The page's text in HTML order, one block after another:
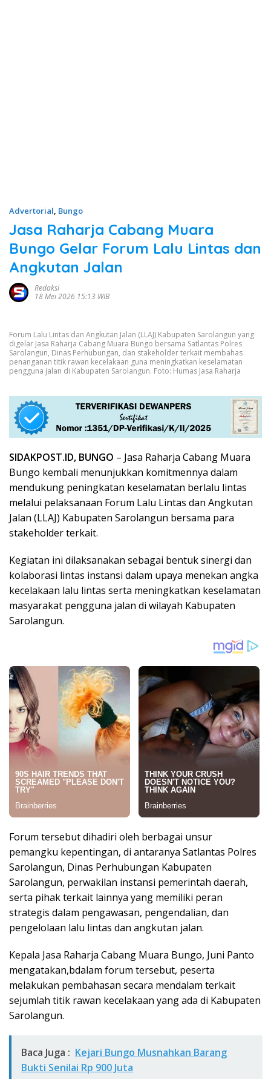
Advertorial, Bungo
Jasa Raharja Cabang Muara
Bungo Gelar Forum Lalu Lintas dan
Angkutan Jalan
Redaksi
18 Mei 2026 15:13 WIB
Forum Lalu Lintas dan Angkutan Jalan (LLAJ) Kabupaten Sarolangun yang
digelar Jasa Raharja Cabang Muara Bungo bersama Satlantas Polres
Sarolangun, Dinas Perhubungan, dan stakeholder terkait membahas
penanganan titik rawan kecelakaan guna meningkatkan keselamatan
pengguna jalan di Kabupaten Sarolangun. Foto: Humas Jasa Raharja
SIDAKPOST.ID, BUNGO – Jasa Raharja Cabang Muara
Bungo kembali menunjukkan komitmennya dalam
mendukung peningkatan keselamatan berlalu lintas
melalui pelaksanaan Forum Lalu Lintas dan Angkutan
Jalan (LLAJ) Kabupaten Sarolangun bersama para
stakeholder terkait.
Kegiatan ini dilaksanakan sebagai bentuk sinergi dan
kolaborasi lintas instansi dalam upaya menekan angka
kecelakaan lalu lintas serta meningkatkan keselamatan
masyarakat pengguna jalan di wilayah Kabupaten
Sarolangun.
Forum tersebut dihadiri oleh berbagai unsur
pemangku kepentingan, di antaranya Satlantas Polres
Sarolangun, Dinas Perhubungan Kabupaten
Sarolangun, perwakilan instansi pemerintah daerah,
serta pihak terkait lainnya yang memiliki peran
strategis dalam pengawasan, pengendalian, dan
pengelolaan lalu lintas dan angkutan jalan.
Kepala Jasa Raharja Cabang Muara Bungo, Juni Panto
mengatakan,bdalam forum tersebut, peserta
melakukan pembahasan secara mendalam terkait
sejumlah titik rawan kecelakaan yang ada di Kabupaten
Sarolangun.
Baca Juga : Kejari Bungo Musnahkan Barang
Bukti Senilai Rp 900 Juta